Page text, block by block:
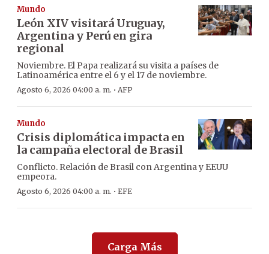
Mundo
León XIV visitará Uruguay,
Argentina y Perú en gira
regional
Noviembre. El Papa realizará su visita a países de
Latinoamérica entre el 6 y el 17 de noviembre.
Agosto 6, 2026 04:00 a. m. · AFP
Mundo
Crisis diplomática impacta en
la campaña electoral de Brasil
Conflicto. Relación de Brasil con Argentina y EEUU
empeora.
Agosto 6, 2026 04:00 a. m. · EFE
Carga Más